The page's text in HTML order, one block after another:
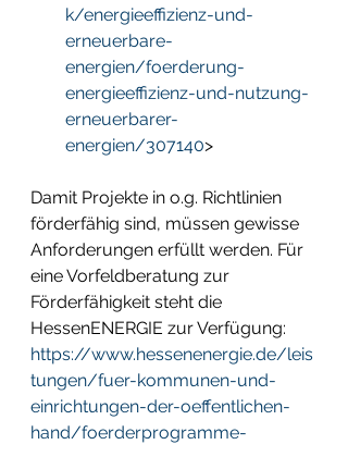
k/energieeffizienz-und-
erneuerbare-
energien/foerderung-
energieeffizienz-und-nutzung-
erneuerbarer-
energien/307140>
Damit Projekte in o.g. Richtlinien
förderfähig sind, müssen gewisse
Anforderungen erfüllt werden. Für
eine Vorfeldberatung zur
Förderfähigkeit steht die
HessenENERGIE zur Verfügung:
https://www.hessenenergie.de/leis
tungen/fuer-kommunen-und-
einrichtungen-der-oeffentlichen-
hand/foerderprogramme-